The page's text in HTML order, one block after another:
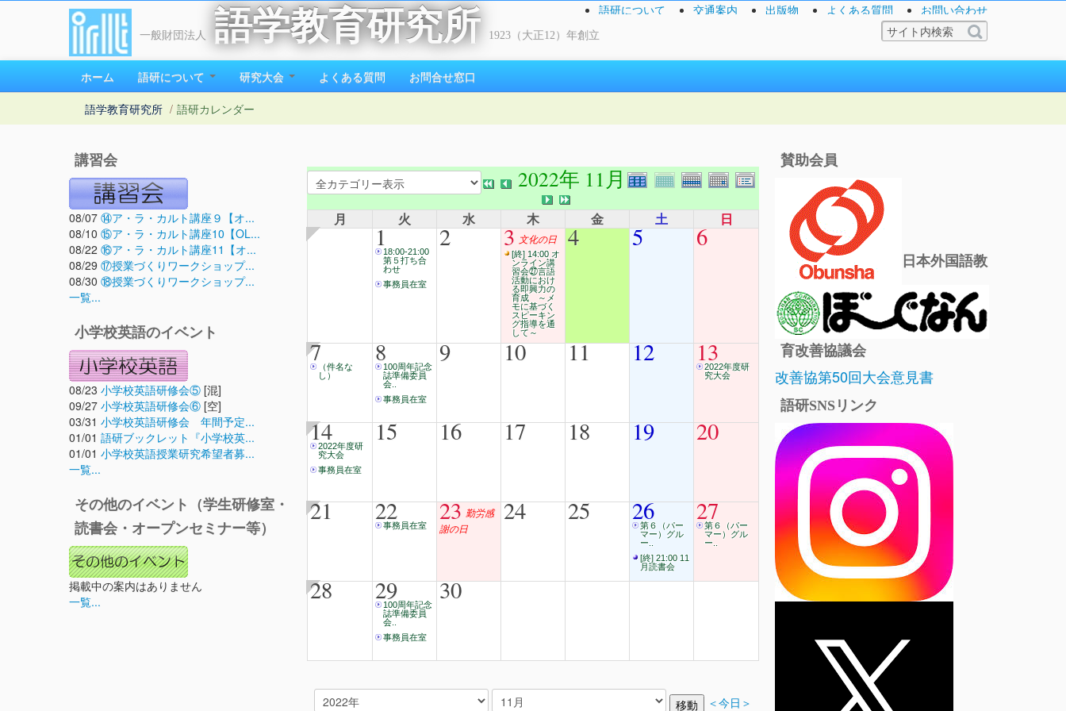
一般財団法人 語学教育研究所 1923（大正12）年創立
語研について 交通案内 出版物 よくある質問 お問い合わせ
ホーム 語研について 研究大会 よくある質問 お問合せ窓口
語学教育研究所 / 語研カレンダー
講習会
08/07 ⑭ア・ラ・カルト講座９【オ...
08/10 ⑮ア・ラ・カルト講座10【OL...
08/22 ⑯ア・ラ・カルト講座11【オ...
08/29 ⑰授業づくりワークショップ...
08/30 ⑱授業づくりワークショップ...
一覧...
小学校英語のイベント
08/23 小学校英語研修会⑤ [混]
09/27 小学校英語研修会⑥ [空]
03/31 小学校英語研修会 年間予定...
01/01 語研ブックレット『小学校英...
01/01 小学校英語授業研究希望者募...
一覧...
その他のイベント（学生研修室・
読書会・オープンセミナー等）
掲載中の案内はありません
一覧...
2022年 11月
月 火 水 木 金 土 日
118:00-21:00
第５打ち合
わせ
事務員在室
2 3 文化の日
[終] 14:00 オ
ンライン講
習会㉗言語
活動におけ
る即興力の
育成 ～メ
モに基づく
スピーキン
グ指導を通
して～
4 5 6
7（件名な
し）
8100周年記念
誌準備委員
会..
事務員在室
9 10 11 12 13
2022年度研
究大会
14
2022年度研
究大会
事務員在室
15 16 17 18 19 20
21 22
事務員在室 23 勤労感
謝の日
24 25 26
第６（パー
マー）グル
ー..
[終] 21:00 11
月読書会
27
第６（パー
マー）グル
ー..
28 29
100周年記念
誌準備委員
会..
事務員在室
30
＜今日＞
賛助会員
日本外国語教
育改善協議会
改善協第50回大会意見書
語研SNSリンク